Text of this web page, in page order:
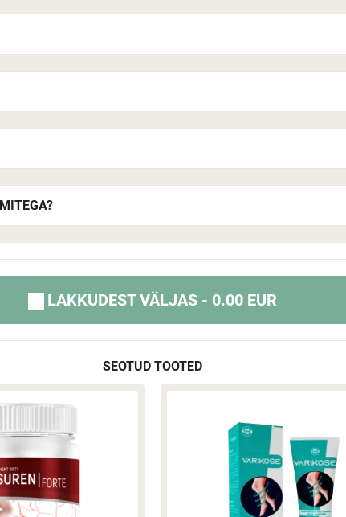
LAKKUDEST VÄLJAS - 0.00 EUR
SEOTUD TOOTED